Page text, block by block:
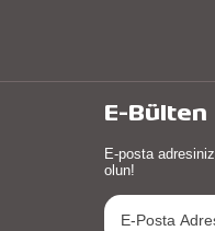
E-Bülten
E-posta
olun!